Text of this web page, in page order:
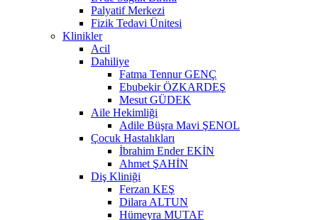
Palyatif Merkezi
Fizik Tedavi Ünitesi
Klinikler
Acil
Dahiliye
Fatma Tennur GENÇ
Ebubekir ÖZKARDEŞ
Mesut GÜDEK
Aile Hekimliği
Adile Büşra Mavi ŞENOL
Çocuk Hastalıkları
İbrahim Ender EKİN
Ahmet ŞAHİN
Diş Kliniği
Ferzan KEŞ
Dilara ALTUN
Hümeyra MUTAF